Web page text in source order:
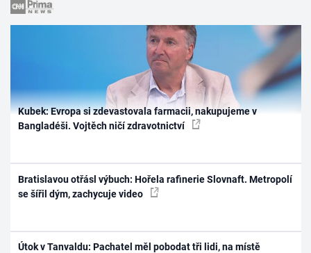
Kubek: Evropa si zdevastovala farmacii, nakupujeme v
Bangladéši. Vojtěch ničí zdravotnictví
Bratislavou otřásl výbuch: Hořela rafinerie Slovnaft. Metropolí
se šířil dým, zachycuje video
Útok v Tanvaldu: Pachatel měl pobodat tři lidi, na místě